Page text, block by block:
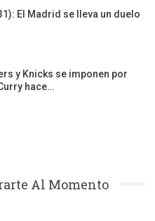
El Madrid se lleva un duelo
y Knicks se imponen por
hace…
Al Momento